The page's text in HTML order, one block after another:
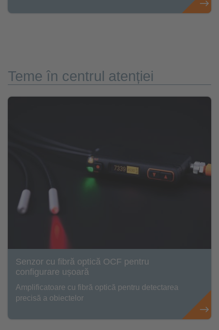
Teme în centrul atenției
Senzor cu fibră optică OCF pentru
configurare ușoară
Amplificatoare cu fibră optică pentru detectarea
precisă a obiectelor